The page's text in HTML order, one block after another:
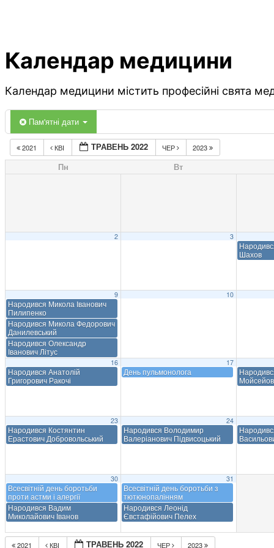
Календар медицини
Календар медицини містить професійні свята
Пам'ятні дати
2021 КВІ ТРАВЕНЬ 2022 ЧЕР 2023
Пн Вт
2 3
Шахов
9
Народився Микола Іванович
Пилипенко
Народився Микола Федорович
Данилевський
Народився Олександр
Іванович Літус
10
16
Народився Анатолій
Григорович Ракочі
17
День пульмонолога
23
Народився Костянтин
Ерастович Добровольський
24
Народився Володимир
Валеріанович Підвисоцький
30
Всесвітній день боротьби
проти астми і алергії
Народився Вадим
Миколайович Іванов
31
Всесвітній день боротьби з
тютюнопалінням
Народився Леонід
Євстафійович Пелех
2021 КВІ ТРАВЕНЬ 2022 ЧЕР 2023